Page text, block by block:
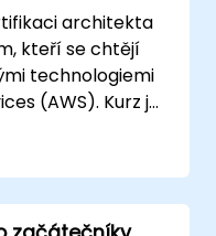
architekta
kteří se chtějí
technologiemi
(AWS). Kurz je
praktické
výpočetní
Web